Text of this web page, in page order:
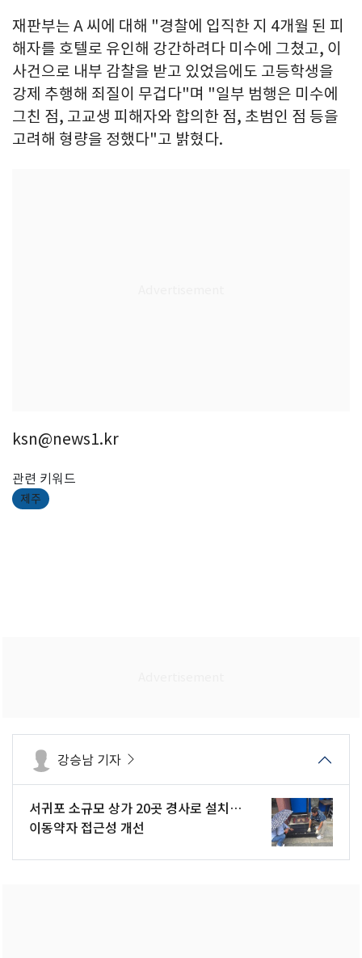
재판부는 A 씨에 대해 "경찰에 입직한 지 4개월 된 피
해자를 호텔로 유인해 강간하려다 미수에 그쳤고, 이
사건으로 내부 감찰을 받고 있었음에도 고등학생을
강제 추행해 죄질이 무겁다"며 "일부 범행은 미수에
그친 점, 고교생 피해자와 합의한 점, 초범인 점 등을
고려해 형량을 정했다"고 밝혔다.
ksn@news1.kr
관련 키워드
제주
강승남 기자
서귀포 소규모 상가 20곳 경사로 설치…
이동약자 접근성 개선